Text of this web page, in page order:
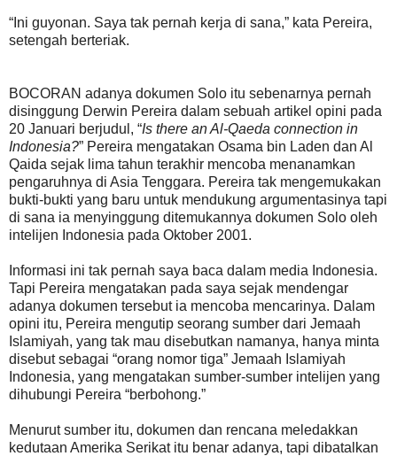
“Ini guyonan. Saya tak pernah kerja di sana,” kata Pereira,
setengah berteriak.
BOCORAN adanya dokumen Solo itu sebenarnya pernah
disinggung Derwin Pereira dalam sebuah artikel opini pada
20 Januari berjudul, “Is there an Al-Qaeda connection in
Indonesia?” Pereira mengatakan Osama bin Laden dan Al
Qaida sejak lima tahun terakhir mencoba menanamkan
pengaruhnya di Asia Tenggara. Pereira tak mengemukakan
bukti-bukti yang baru untuk mendukung argumentasinya tapi
di sana ia menyinggung ditemukannya dokumen Solo oleh
intelijen Indonesia pada Oktober 2001.
Informasi ini tak pernah saya baca dalam media Indonesia.
Tapi Pereira mengatakan pada saya sejak mendengar
adanya dokumen tersebut ia mencoba mencarinya. Dalam
opini itu, Pereira mengutip seorang sumber dari Jemaah
Islamiyah, yang tak mau disebutkan namanya, hanya minta
disebut sebagai “orang nomor tiga” Jemaah Islamiyah
Indonesia, yang mengatakan sumber-sumber intelijen yang
dihubungi Pereira “berbohong.”
Menurut sumber itu, dokumen dan rencana meledakkan
kedutaan Amerika Serikat itu benar adanya, tapi dibatalkan